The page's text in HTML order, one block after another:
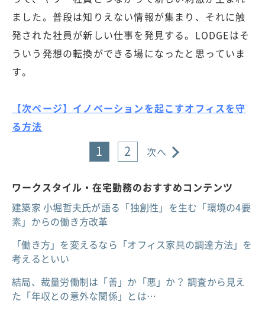
ました。普段は知りえない情報が集まり、それに触
発された社員が新しい仕事を発見する。LODGEはそ
ういう発想の転換ができる場になったと思っていま
す。
【次ページ】イノベーションを起こすオフィスを守
る方法
1 2 次へ
ワークスタイル・在宅勤務のおすすめコンテンツ
建築家 小堀哲夫氏が語る「独創性」を生む「環境の4要
素」からの働き方改革
「働き方」を変えるなら「オフィス家具の調達方法」を
考えるといい
結局、裁量労働制は「善」か「悪」か？ 調査から見え
た「年収との意外な関係」とは…